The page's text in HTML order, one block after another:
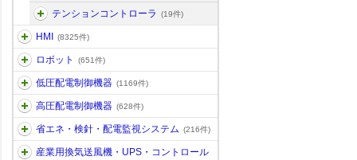
テンションコントローラ (19件)
HMI (8325件)
ロボット (651件)
低圧配電制御機器 (1169件)
高圧配電制御機器 (628件)
省エネ・検針・配電監視システム (216件)
産業用換気送風機・UPS・コントロール